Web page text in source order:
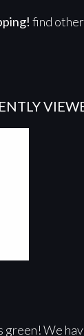
find
green! We